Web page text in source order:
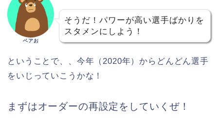
ベアお
そうだ！パワーが高い選手ばかりを
スタメンにしよう！
ということで、、今年（2020年）からどんどん選手
をいじっていこうかな！
まずはオーダーの再設定をしていくぜ！